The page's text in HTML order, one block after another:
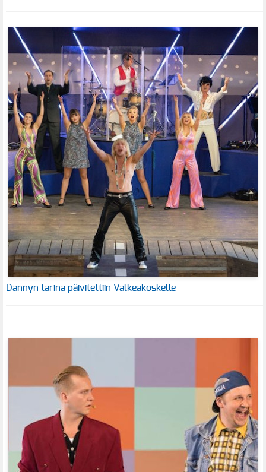
Dannyn tarina päivitettiin Valkeakoskelle